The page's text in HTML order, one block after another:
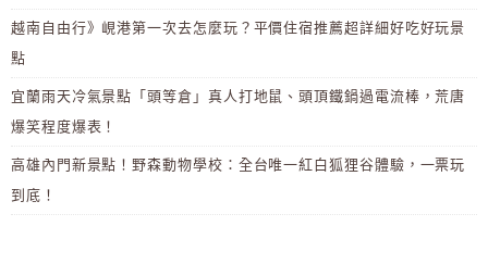
越南自由行》峴港第一次去怎麼玩？平價住宿推薦超詳細好吃好玩景
點
宜蘭雨天冷氣景點「頭等倉」真人打地鼠、頭頂鐵鍋過電流棒，荒唐
爆笑程度爆表！
高雄內門新景點！野森動物學校：全台唯一紅白狐狸谷體驗，一票玩
到底！